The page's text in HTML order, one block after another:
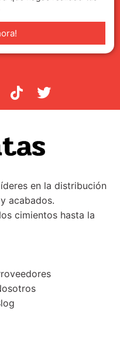
en la distribución
acabados.
cimientos hasta la